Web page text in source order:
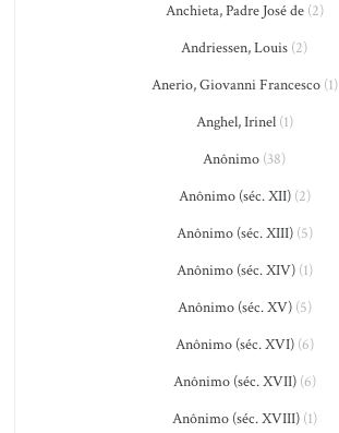
Anchieta, Padre José de(2)
Andriessen, Louis (2)
Anerio, Giovanni Francesco(1)
Anghel, Irinel(1)
Anônimo (38)
Anônimo (séc. XII)(2)
Anônimo (séc. XIII)(5)
Anônimo (séc. XIV)(1)
Anônimo (séc. XV)(5)
Anônimo (séc. XVI)(6)
Anônimo (séc. XVII)(6)
Anônimo (séc. XVIII)(1)